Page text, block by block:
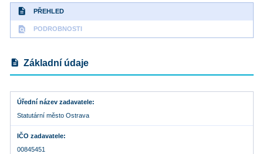
description PŘEHLED
find_in_page PODROBNOSTI
description Základní údaje
Úřední název zadavatele
Statutární město Ostrava
IČO zadavatele
00845451